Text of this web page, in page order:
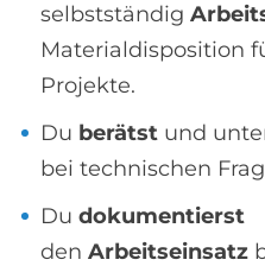
selbstständig
Materialdisposition
Projekte.
Du berätst und
bei technischen
Du dokumentierst
den Arbeitseinsatz